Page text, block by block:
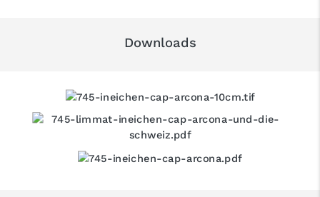
Downloads